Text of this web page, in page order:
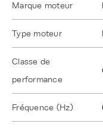
Marque moteur
Type moteur
Classe de
performance
Fréquence (Hz)